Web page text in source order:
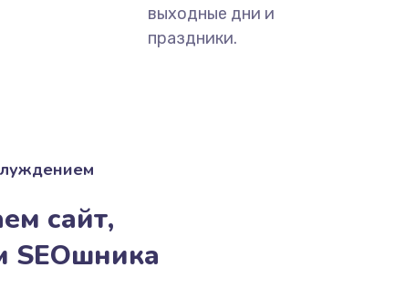
выходные дни и
праздники.
сайт,
SEOшника